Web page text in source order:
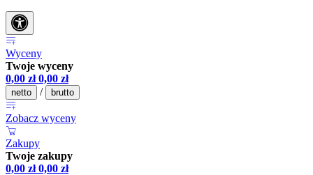
Wyceny
Twoje wyceny
0,00 zł 0,00 zł
netto / brutto
Zobacz wyceny
Zakupy
Twoje zakupy
0,00 zł 0,00 zł